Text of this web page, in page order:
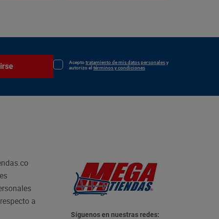
Aceptotratamiento de mis datos personalesy
autorizo el términos y condiciones
a
Síguenos en nuestras redes: